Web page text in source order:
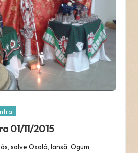
01/11/2015
salve Oxalá, Iansã, Ogum,